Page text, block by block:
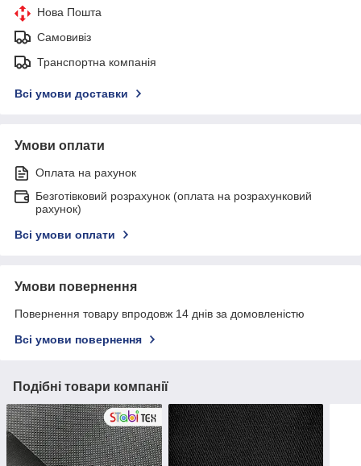
Нова Пошта
Самовивіз
Транспортна компанія
Всі умови доставки
Умови оплати
Оплата на рахунок
Безготівковий розрахунок (оплата на розрахунковий
рахунок)
Всі умови оплати
Умови повернення
Повернення товару впродовж 14 днів за домовленістю
Всі умови повернення
Подібні товари компанії